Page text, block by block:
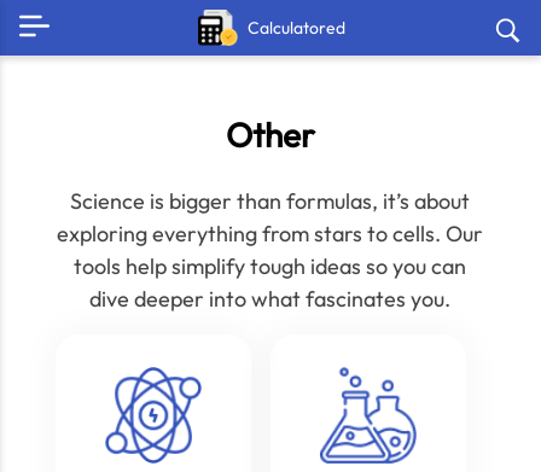
Calculatored
Other
Science is bigger than formulas, it’s about
exploring everything from stars to cells. Our
tools help simplify tough ideas so you can
dive deeper into what fascinates you.